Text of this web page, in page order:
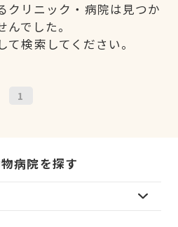
クリニック・病院は見つか
んでした。
検索してください。
1
病院を探す